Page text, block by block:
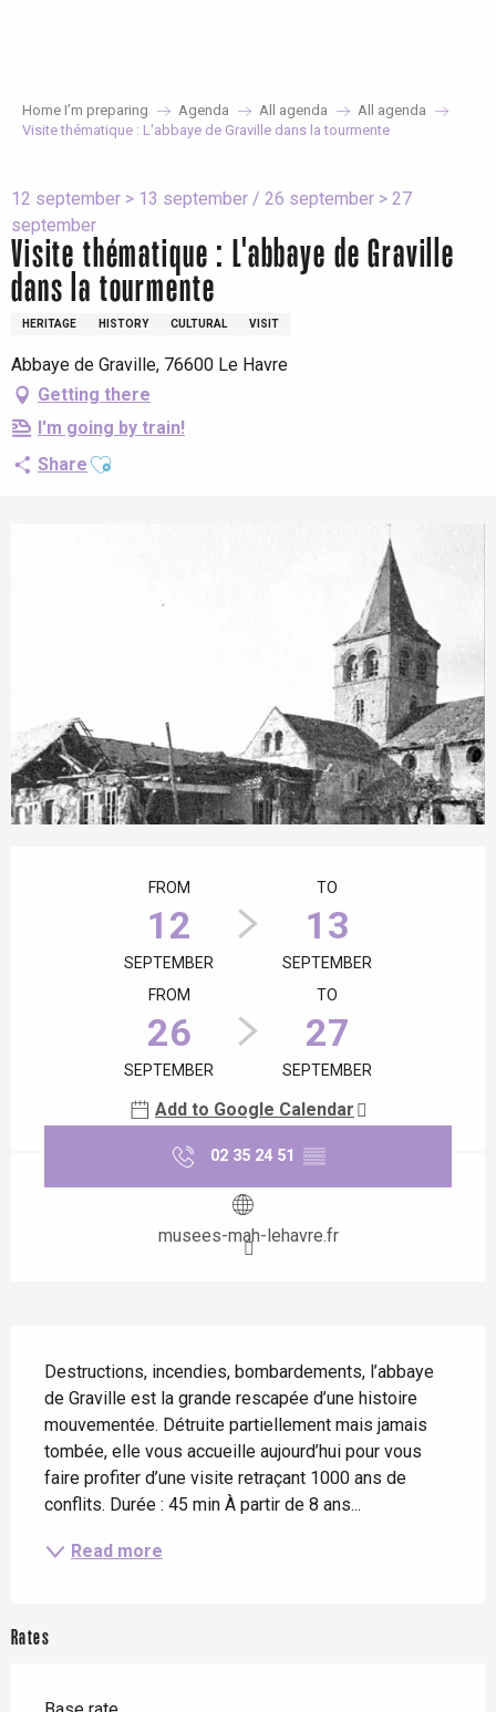
Home I’m preparing Agenda All agenda
All agenda
Visite thématique : L'abbaye de Graville dans la tourmente
12 september > 13 september / 26 september > 27
september
Visite thématique : L'abbaye de Graville
dans la tourmente
HERITAGE HISTORY CULTURAL VISIT
Abbaye de Graville, 76600 Le Havre
Getting there
I'm going by train!
Share Ajouter aux favoris
FROM
12
SEPTEMBER
TO
13
SEPTEMBER
FROM
26
SEPTEMBER
TO
27
SEPTEMBER
Add to Google Calendar
02 35 24 51 ▒▒
musees-mah-lehavre.fr
Destructions, incendies, bombardements, l’abbaye
de Graville est la grande rescapée d’une histoire
mouvementée. Détruite partiellement mais jamais
tombée, elle vous accueille aujourd’hui pour vous
faire profiter d’une visite retraçant 1000 ans de
conflits. Durée : 45 min À partir de 8 ans...
Read more
Rates